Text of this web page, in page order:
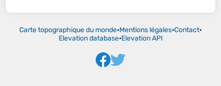
Carte topographique du monde•Mentions légales•Contact•
Elevation database•Elevation API